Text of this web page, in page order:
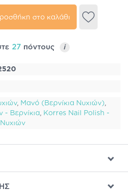
στο καλάθι
27 πόντους i
, Μανό (Βερνίκια Νυχιών)
- Βερνίκια
Korres Nail Polish -